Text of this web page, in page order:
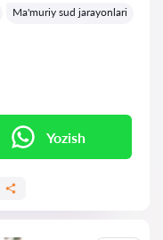
Ma'muriy sud jarayonlari
Yozish